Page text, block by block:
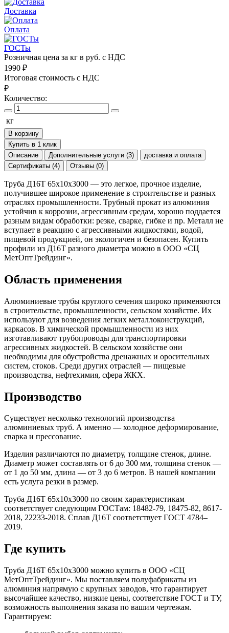
Доставка
Оплата
ГОСТы
Розничная цена за кг в руб. с НДС
1990 ₽
Итоговая стоимость с НДС
₽
Количество:
кг
В корзину
Купить в 1 клик
Описание
Дополнительные услуги (3)
доставка и оплата
Сертификаты (4)
Отзывы (0)
Труба Д16Т 65х10х3000 — это легкое, прочное изделие,
получившее широкое применение в строительстве и разных
отраслях промышленности. Трубный прокат из алюминия
устойчив к коррозии, агрессивным средам, хорошо поддается
разным видам обработки: резке, сварке, гибке и пр. Металл не
вступает в реакцию с агрессивными жидкостями, водой,
пищевой продукцией, он экологичен и безопасен. Купить
профили из Д16Т разного диаметра можно в ООО «СЦ
МетОптТрейдинг».
Область применения
Алюминиевые трубы круглого сечения широко применяются
в строительстве, промышленности, сельском хозяйстве. Их
используют для возведения легких металлоконструкций,
каркасов. В химической промышленности из них
изготавливают трубопроводы для транспортировки
агрессивных жидкостей. В сельском хозяйстве они
необходимы для обустройства дренажных и оросительных
систем, стоков. Среди других отраслей — пищевые
производства, нефтехимия, сфера ЖКХ.
Производство
Существует несколько технологий производства
алюминиевых труб. А именно — холодное деформирование,
сварка и прессование.
Изделия различаются по диаметру, толщине стенок, длине.
Диаметр может составлять от 6 до 300 мм, толщина стенок —
от 1 до 50 мм, длина — от 3 до 6 метров. В нашей компании
есть услуга резки в размер.
Труба Д16Т 65х10х3000 по своим характеристикам
соответствует следующим ГОСТам: 18482-79, 18475-82, 8617-
2018, 22233-2018. Сплав Д16Т соответствует ГОСТ 4784–
2019.
Где купить
Труба Д16Т 65х10х3000 можно купить в ООО «СЦ
МетОптТрейдинг». Мы поставляем полуфабрикаты из
алюминия напрямую с крупных заводов, что гарантирует
высочайшее качество, низкие цены, соответствие ГОСТ и ТУ,
возможность выполнения заказа по вашим чертежам.
Гарантируем: